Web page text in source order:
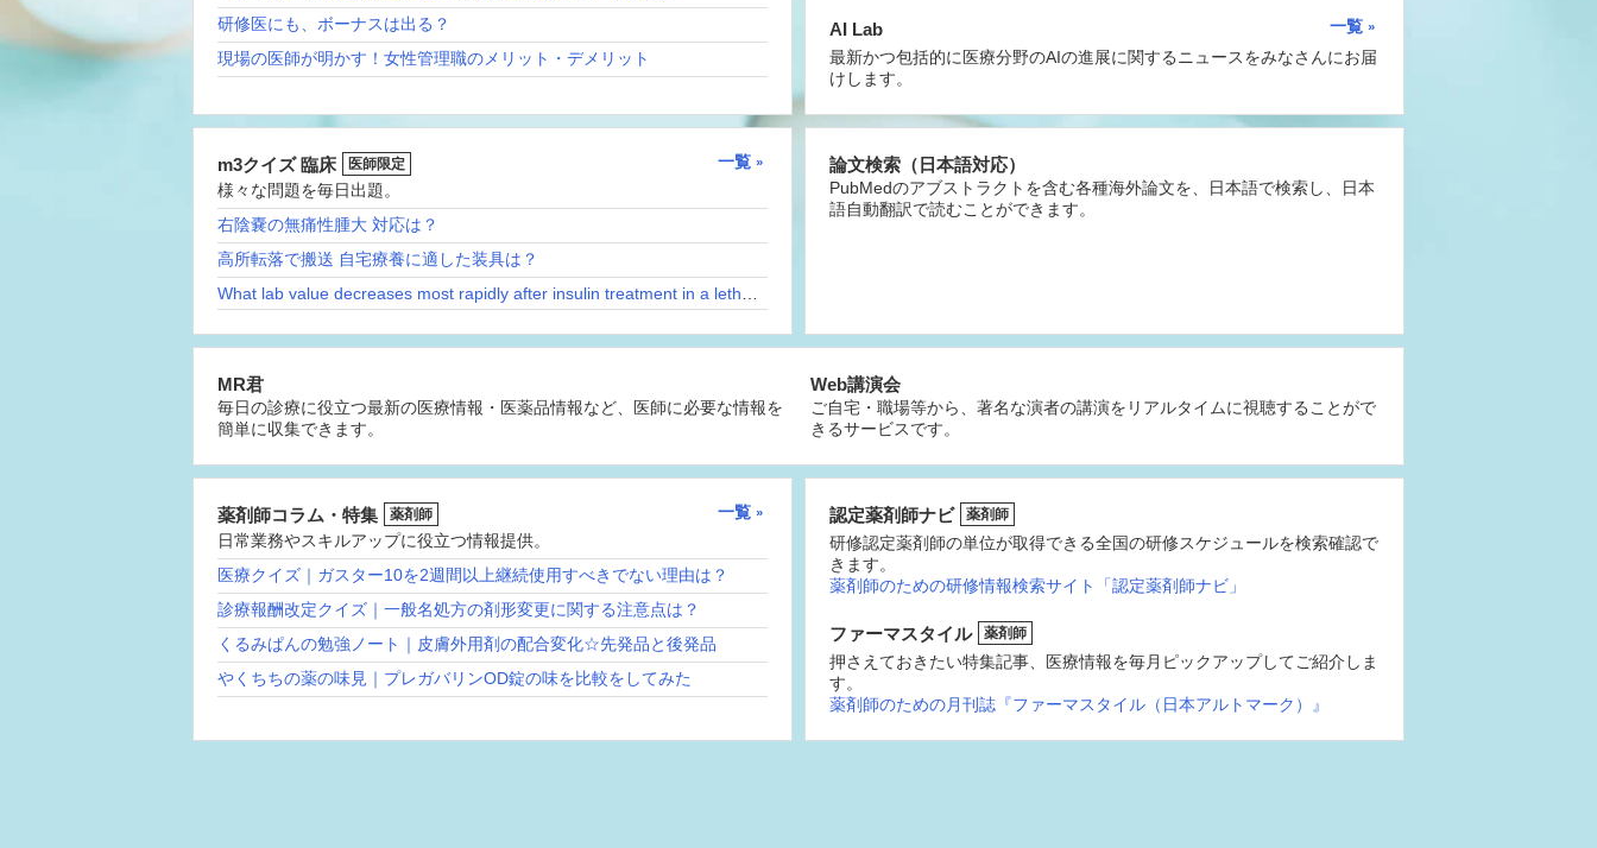
研修医にも、ボーナスは出る？
現場の医師が明かす！女性管理職のメリット・デメリット
AI Lab
一覧
最新かつ包括的に医療分野のAIの進展に関するニュースをみなさんにお届
けします。
m3クイズ 臨床 医師限定
一覧
様々な問題を毎日出題。
右陰嚢の無痛性腫大 対応は？
高所転落で搬送 自宅療養に適した装具は？
論文検索（日本語対応）
PubMedのアブストラクトを含む各種海外論文を、日本語で検索し、日本
語自動翻訳で読むことができます。
MR君
毎日の診療に役立つ最新の医療情報・医薬品情報など、医師に必要な情報を
簡単に収集できます。
Web講演会
ご自宅・職場等から、著名な演者の講演をリアルタイムに視聴することがで
きるサービスです。
薬剤師コラム・特集 薬剤師
一覧
日常業務やスキルアップに役立つ情報提供。
医療クイズ｜ガスター10を2週間以上継続使用すべきでない理由は？
診療報酬改定クイズ｜一般名処方の剤形変更に関する注意点は？
くるみぱんの勉強ノート｜皮膚外用剤の配合変化☆先発品と後発品
やくちちの薬の味見｜プレガバリンOD錠の味を比較をしてみた
認定薬剤師ナビ 薬剤師
研修認定薬剤師の単位が取得できる全国の研修スケジュールを検索確認で
きます。
薬剤師のための研修情報検索サイト「認定薬剤師ナビ」
ファーマスタイル 薬剤師
押さえておきたい特集記事、医療情報を毎月ピックアップしてご紹介しま
す。
薬剤師のための月刊誌『ファーマスタイル（日本アルトマーク）』